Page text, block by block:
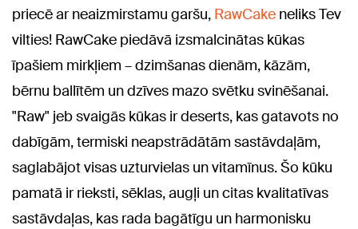
priecē ar neaizmirstamu garšu, RawCake neliks Tev
vilties! RawCake piedāvā izsmalcinātas kūkas
īpašiem mirkļiem – dzimšanas dienām, kāzām,
bērnu ballītēm un dzīves mazo svētku svinēšanai.
"Raw" jeb svaigās kūkas ir deserts, kas gatavots no
dabīgām, termiski neapstrādātām sastāvdaļām,
saglabājot visas uzturvielas un vitamīnus. Šo kūku
pamatā ir rieksti, sēklas, augļi un citas kvalitatīvas
sastāvdaļas, kas rada bagātīgu un harmonisku